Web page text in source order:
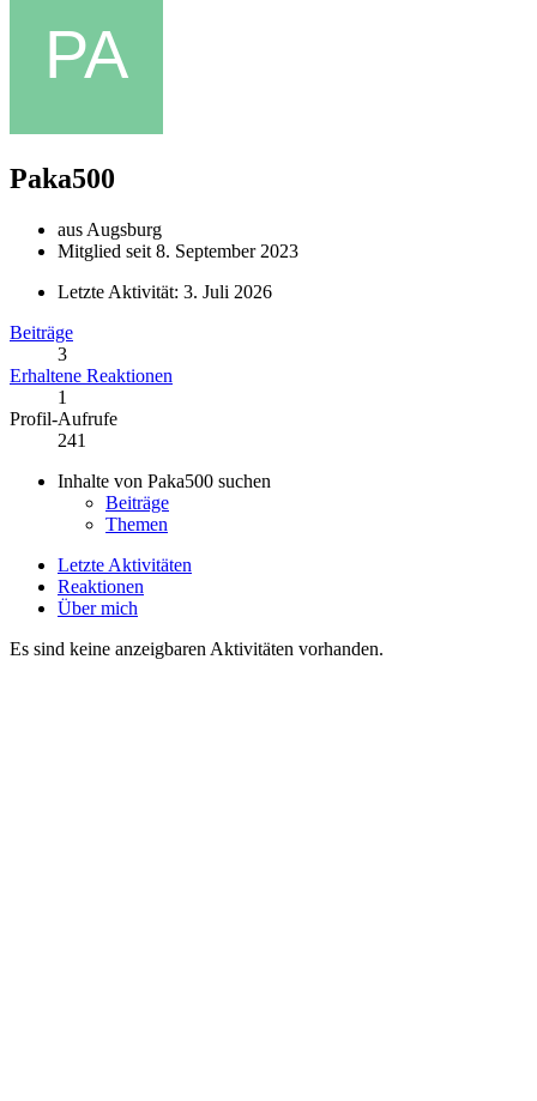
Paka500
aus Augsburg
Mitglied seit 8. September 2023
Letzte Aktivität: 3. Juli 2026
Beiträge
3
Erhaltene Reaktionen
1
Profil-Aufrufe
241
Inhalte von Paka500 suchen
Beiträge
Themen
Letzte Aktivitäten
Reaktionen
Über mich
Es sind keine anzeigbaren Aktivitäten vorhanden.